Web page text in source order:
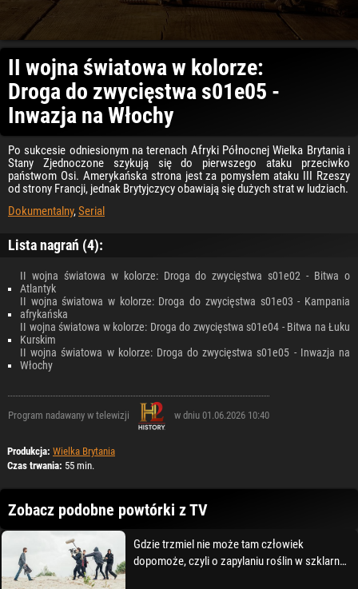
II wojna światowa w kolorze:
Droga do zwycięstwa s01e05 -
Inwazja na Włochy
Po sukcesie odniesionym na terenach Afryki Północnej Wielka Brytania i
Stany Zjednoczone szykują się do pierwszego ataku przeciwko
państwom Osi. Amerykańska strona jest za pomysłem ataku III Rzeszy
od strony Francji, jednak Brytyjczycy obawiają się dużych strat w ludziach.
Dokumentalny,Serial
Lista nagrań (4):
II wojna światowa w kolorze: Droga do zwycięstwa s01e02 - Bitwa o
Atlantyk
II wojna światowa w kolorze: Droga do zwycięstwa s01e03 - Kampania
afrykańska
II wojna światowa w kolorze: Droga do zwycięstwa s01e04 - Bitwa na Łuku
Kurskim
II wojna światowa w kolorze: Droga do zwycięstwa s01e05 - Inwazja na
Włochy
Program nadawany w telewizji w dniu 01.06.2026 10:40
Produkcja: Wielka Brytania
Czas trwania: 55 min.
Zobacz podobne powtórki z TV
Gdzie trzmiel nie może tam człowiek
dopomoże, czyli o zapylaniu roślin w szklarni